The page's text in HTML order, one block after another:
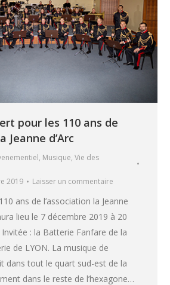
pour les 110 ans de
Jeanne d’Arc
, Musique, Vie des
2019 Laisser un commentaire
ans de l’association la Jeanne
lieu le 7 décembre 2019 à 20
Invitée : la Batterie Fanfare de la
de LYON. La musique de
dans tout le quart sud-est de la
dans le reste de l’hexagone…